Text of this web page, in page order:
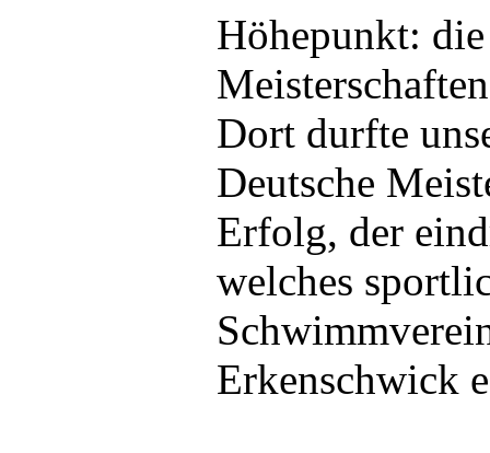
Höhepunkt:
Dort durfte
Deutsche
Erfolg, der
welches
Erkenschwick